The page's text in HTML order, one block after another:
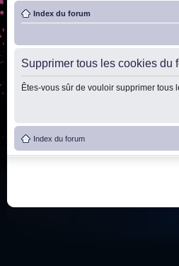
Index du forum
Supprimer tous les cookies du
Êtes-vous sûr de vouloir supprimer tous
Index du forum